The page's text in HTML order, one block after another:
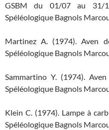
GSBM du 01/07 au 31/
Spéléologique Bagnols
Martinez A. (1974). Aven
Spéléologique Bagnols
Sammartino Y. (1974).
Spéléologique Bagnols
Klein C. (1974). Lampe à
Spéléologique Bagnols